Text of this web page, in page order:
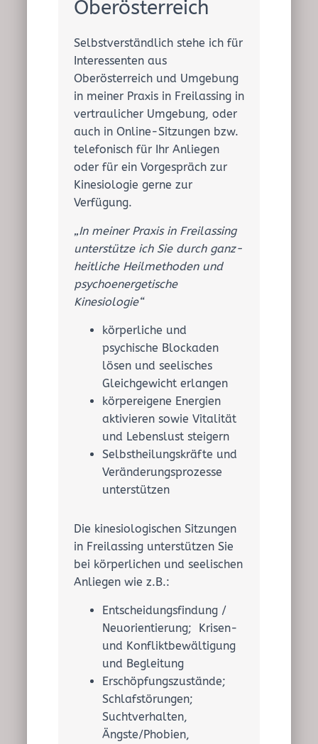
Oberösterreich
Selbstverständlich stehe ich für
Interessenten aus
Oberösterreich und Umgebung
in meiner Praxis in Freilassing in
vertraulicher Umgebung, oder
auch in Online-Sitzungen bzw.
telefonisch für Ihr Anliegen
oder für ein Vorgespräch zur
Kinesiologie gerne zur
Verfügung.
„In meiner Praxis in Freilassing
unterstütze ich Sie durch ganz-
heitliche Heilmethoden und
psychoenergetische
Kinesiologie“
körperliche und
psychische Blockaden
lösen und seelisches
Gleichgewicht erlangen
körpereigene Energien
aktivieren sowie Vitalität
und Lebenslust steigern
Selbstheilungskräfte und
Veränderungsprozesse
unterstützen
Die kinesiologischen Sitzungen
in Freilassing unterstützen Sie
bei körperlichen und seelischen
Anliegen wie z.B.:
Entscheidungsfindung /
Neuorientierung; Krisen-
und Konfliktbewältigung
und Begleitung
Erschöpfungszustände;
Schlafstörungen;
Suchtverhalten,
Ängste/Phobien,